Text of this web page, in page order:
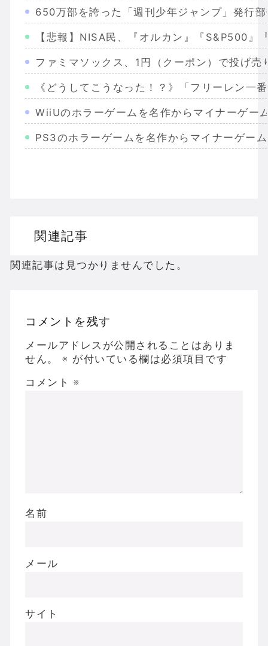
650万部を誇った「週刊少年ジャンプ」発行
【悲報】NISA民、『オルカン』『S&P500』
ファミマソックス、1円（クーポン）で投げ売
《どうしてこうなった！？》「フリーレン
WiiUのホラーゲームを名作からマイナーゲー
PS3のホラーゲームを名作からマイナーゲー
ドラゴンクエスト３の思い出
【聖剣伝説3】リースとアンジェラってなん
Powered by livedoor 相互RSS
関連記事
関連記事は見つかりませんでした。
コメントを残す
メールアドレスが公開されることはありま
せん。
※ が付いている欄は必須項目です
コメント ※
名前
メール
サイト